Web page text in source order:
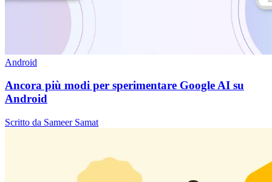
Android
Ancora più modi per sperimentare Google AI su
Android
Scritto da Sameer Samat